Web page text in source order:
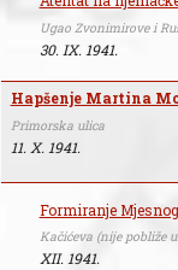
Ugao Zvonimirove i
30. IX. 1941.
Hapšenje Martina
Primorska ulica
11. X. 1941.
Formiranje
Kačićeva (nije pobliže
XII. 1941.